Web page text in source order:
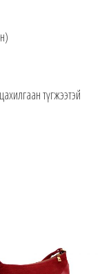
түгжээтэй